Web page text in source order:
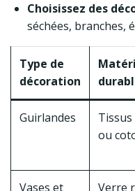
Choisissez des
séchées, branches,
Type de
décoration
Guirlandes
Tissus
ou
Vases et
Verre